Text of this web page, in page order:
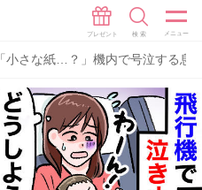
「小さな紙…？」機内で号泣する息